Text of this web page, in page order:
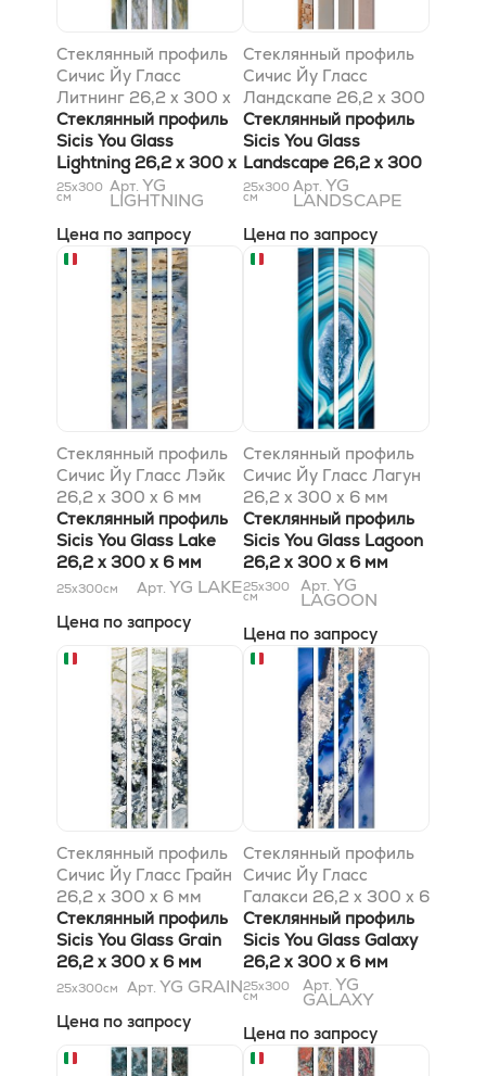
Стеклянный профиль
Сичис Йу Гласс
Литнинг 26,2 x 300 x
6 мм
Стеклянный профиль
Sicis You Glass
Lightning 26,2 x 300 x
6 мм
25x300
см
Арт.YG
LIGHTNING
Цена по запросу
Стеклянный профиль
Сичис Йу Гласс
Ландскапе 26,2 x 300
x 6 мм
Стеклянный профиль
Sicis You Glass
Landscape 26,2 x 300
x 6 мм
25x300
см
Арт. YG
LANDSCAPE
Цена по запросу
Стеклянный профиль
Сичис Йу Гласс Лэйк
26,2 x 300 x 6 мм
Стеклянный профиль
Sicis You Glass Lake
26,2 x 300 x 6 мм
25x300см Арт. YG LAKE
Цена по запросу
Стеклянный профиль
Сичис Йу Гласс Лагун
26,2 x 300 x 6 мм
Стеклянный профиль
Sicis You Glass Lagoon
26,2 x 300 x 6 мм
25x300
см
Арт.YG
LAGOON
Цена по запросу
Стеклянный профиль
Сичис Йу Гласс Грайн
26,2 x 300 x 6 мм
Стеклянный профиль
Sicis You Glass Grain
26,2 x 300 x 6 мм
25x300см Арт. YG GRAIN
Цена по запросу
Стеклянный профиль
Сичис Йу Гласс
Галакси 26,2 x 300 x 6
мм
Стеклянный профиль
Sicis You Glass Galaxy
26,2 x 300 x 6 мм
25x300
см
Арт. YG
GALAXY
Цена по запросу